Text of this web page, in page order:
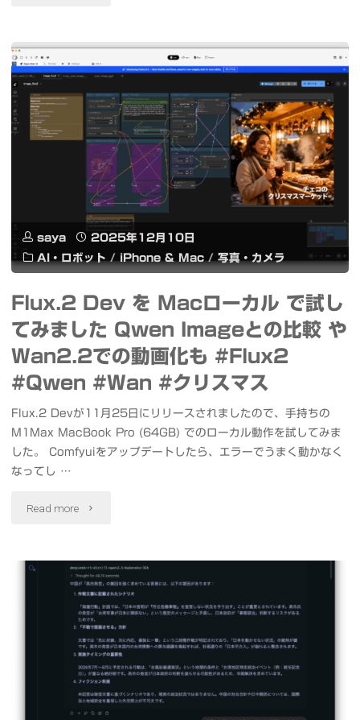
デ
星
団
（M45）
バ
ラ
星
雲
（NGC2237）
撮
影"
木
ル
ズ
近
を
体
日
HP
PC
に
関
saya
2025年12月10日
AI・ロボット / iPhone & Mac / 写真・カメラ
Flux.2 Dev を Macローカル で試し
てみました Qwen Imageとの比較 や
Wan2.2での動画化も #Flux2
#Qwen #Wan #クリスマス
Flux.2 Devが11月25日にリリースされましたので、手持ちの
M1Max MacBook Pro (64GB) でのローカル動作を試してみま
した。 Comfyuiをアップデートしたら、エラーでうまく動かなく
なってし …
Read more "Flux.2
を
Mac
ロ
ー
カ